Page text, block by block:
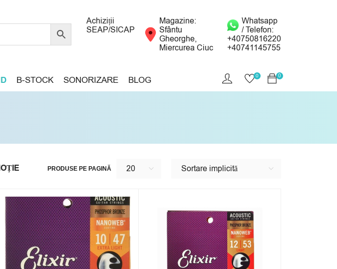
Achiziții
SEAP/SICAP
Magazine:
Sfântu
Gheorghe,
Miercurea Ciuc
Whatsapp
/ Telefon:
+40750816220
+40741145755
B-STOCK SONORIZARE BLOG 0
0
Sortare implicită
PRODUSE PE PAGINĂ 20